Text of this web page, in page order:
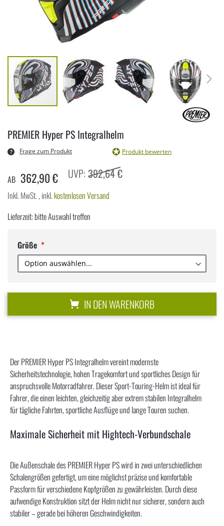
der
Bildergalerie
springen
PREMIER Hyper PS Integralhelm
Frage zum Produkt Produkt bewerten
AB 362,90 € 392,64 €
Inkl. MwSt.,inkl.kostenlosen Versand
Lieferzeit: bitte Auswahl treffen
Größe
IN DEN WARENKORB
Der PREMIER Hyper PS Integralhelm vereint modernste
Sicherheitstechnologie, hohen Tragekomfort und sportliches Design für
anspruchsvolle Motorradfahrer. Dieser Sport-Touring-Helm ist ideal für
Fahrer, die einen leichten, gleichzeitig aber extrem stabilen Integralhelm
für tägliche Fahrten, sportliche Ausflüge und lange Touren suchen.
Maximale Sicherheit mit Hightech-Verbundschale
Die Außenschale des PREMIER Hyper PS wird in zwei unterschiedlichen
Schalengrößen gefertigt, um eine möglichst präzise und komfortable
Passform für verschiedene Kopfgrößen zu gewährleisten. Durch diese
aufwendige Konstruktion sitzt der Helm nicht nur sicherer, sondern auch
stabiler – gerade bei höheren Geschwindigkeiten.